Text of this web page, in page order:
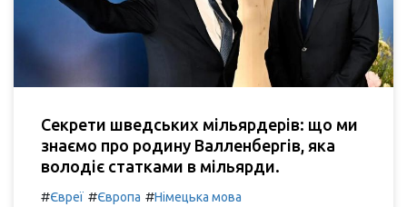
Секрети шведських мільярдерів: що ми
знаємо про родину Валленбергів, яка
володіє статками в мільярди.
#Євреї #Європа #Німецька мова